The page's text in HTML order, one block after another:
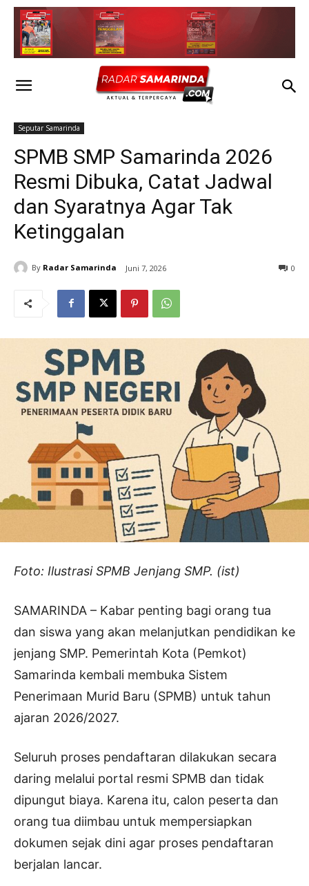
Seputar Samarinda
SPMB SMP Samarinda 2026
Resmi Dibuka, Catat Jadwal
dan Syaratnya Agar Tak
Ketinggalan
By Radar Samarinda Juni 7, 2026 0
Foto: Ilustrasi SPMB Jenjang SMP. (ist)
SAMARINDA – Kabar penting bagi orang tua
dan siswa yang akan melanjutkan pendidikan ke
jenjang SMP. Pemerintah Kota (Pemkot)
Samarinda kembali membuka Sistem
Penerimaan Murid Baru (SPMB) untuk tahun
ajaran 2026/2027.
Seluruh proses pendaftaran dilakukan secara
daring melalui portal resmi SPMB dan tidak
dipungut biaya. Karena itu, calon peserta dan
orang tua diimbau untuk mempersiapkan
dokumen sejak dini agar proses pendaftaran
berjalan lancar.